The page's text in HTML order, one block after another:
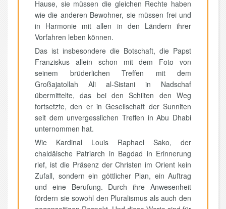
Hause, sie müssen die gleichen Rechte haben
wie die anderen Bewohner, sie müssen frei und
in Harmonie mit allen in den Ländern ihrer
Vorfahren leben können.
Das ist insbesondere die Botschaft, die Papst
Franziskus allein schon mit dem Foto von
seinem brüderlichen Treffen mit dem
Großajatollah Ali al-Sistani in Nadschaf
übermittelte, das bei den Schiiten den Weg
fortsetzte, den er in Gesellschaft der Sunniten
seit dem unvergesslichen Treffen in Abu Dhabi
unternommen hat.
Wie Kardinal Louis Raphael Sako, der
chaldäische Patriarch in Bagdad in Erinnerung
rief, ist die Präsenz der Christen im Orient kein
Zufall, sondern ein göttlicher Plan, ein Auftrag
und eine Berufung. Durch ihre Anwesenheit
fördern sie sowohl den Pluralismus als auch den